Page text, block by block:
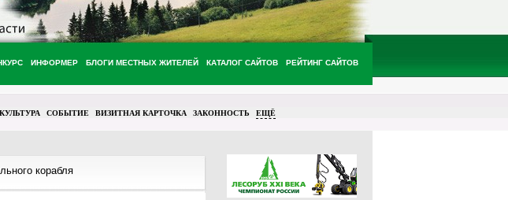
ИНФОРМЕР БЛОГИ МЕСТНЫХ ЖИТЕЛЕЙ КАТАЛОГ САЙТОВ РЕЙТИНГ САЙТОВ
КУЛЬТУРА СОБЫТИЕ ВИЗИТНАЯ КАРТОЧКА ЗАКОННОСТЬ ЕЩЁ
корабля